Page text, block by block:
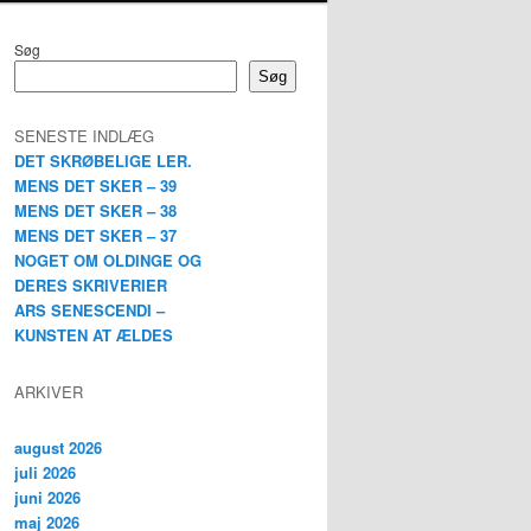
Søg
Søg
SENESTE INDLÆG
DET SKRØBELIGE LER.
MENS DET SKER – 39
MENS DET SKER – 38
MENS DET SKER – 37
NOGET OM OLDINGE OG
DERES SKRIVERIER
ARS SENESCENDI –
KUNSTEN AT ÆLDES
ARKIVER
august 2026
juli 2026
juni 2026
maj 2026